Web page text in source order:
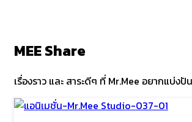
MEE Share
เรื่องราว และ สาระดีๆ ที่ Mr.Mee อยากแบ่งปัน